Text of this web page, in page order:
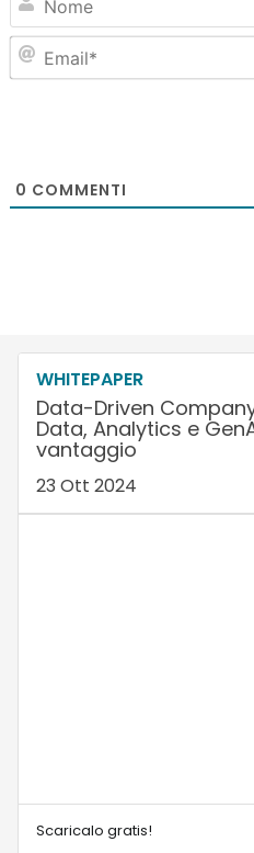
0 COMMENTI
WHITEPAPER
Data-Driven
Data, Analytics e
vantaggio
23 Ott 2024
Scaricalo gratis!